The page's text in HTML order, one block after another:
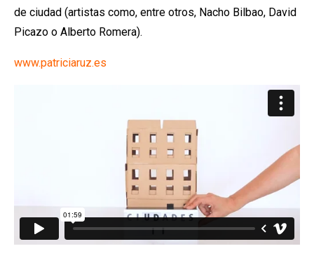
de ciudad (artistas como, entre otros, Nacho Bilbao, David
Picazo o Alberto Romera).
www.patriciaruz.es